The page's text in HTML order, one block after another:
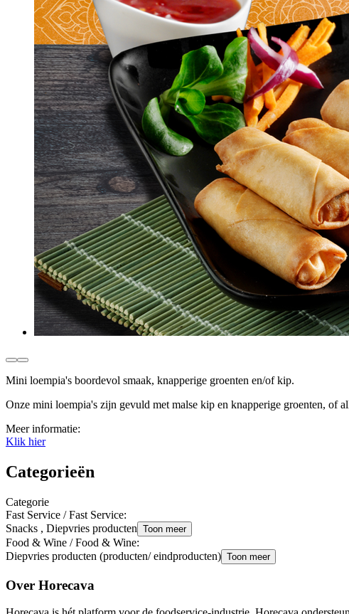
Mini loempia's boordevol smaak, knapperige groenten en/of kip.
Onze mini loempia's zijn gevuld met malse kip en knapperige groenten, of
Meer informatie:
Klik hier
Categorieën
Categorie
Fast Service / Fast Service:
Snacks , Diepvries producten Toon meer
Food & Wine / Food & Wine:
Diepvries producten (producten/ eindproducten) Toon meer
Over Horecava